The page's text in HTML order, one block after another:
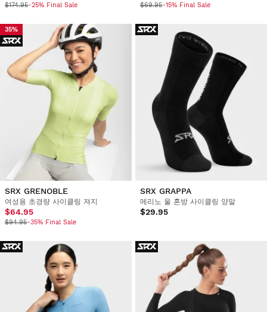
$174.95-25% Final Sale $69.95-15% Final Sale
35%
SRX GRENOBLE
여성용 초경량 사이클링 져지
$64.95
$94.95-35% Final Sale
SRX GRAPPA
메리노 울 혼방 사이클링 양말
$29.95